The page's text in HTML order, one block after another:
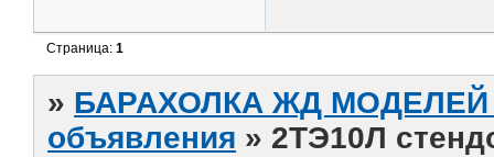
Страница:1
» БАРАХОЛКА ЖД МОДЕЛЕЙ
объявления » 2ТЭ10Л